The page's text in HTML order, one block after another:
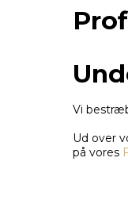
Vi
Ud over
på vores